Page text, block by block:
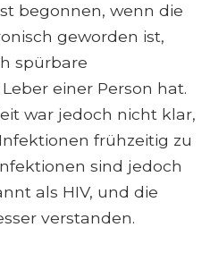
begonnen, wenn die
geworden ist,
spürbare
einer Person hat.
war jedoch nicht klar,
frühzeitig zu
sind jedoch
als HIV, und die
verstanden.